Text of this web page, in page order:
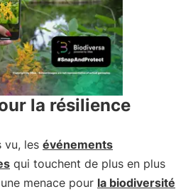
la résilience
vu, les événements
qui touchent de plus en plus
menace pour la biodiversité